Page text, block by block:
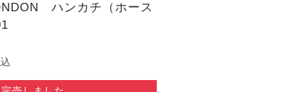
ハンカチ（ホース